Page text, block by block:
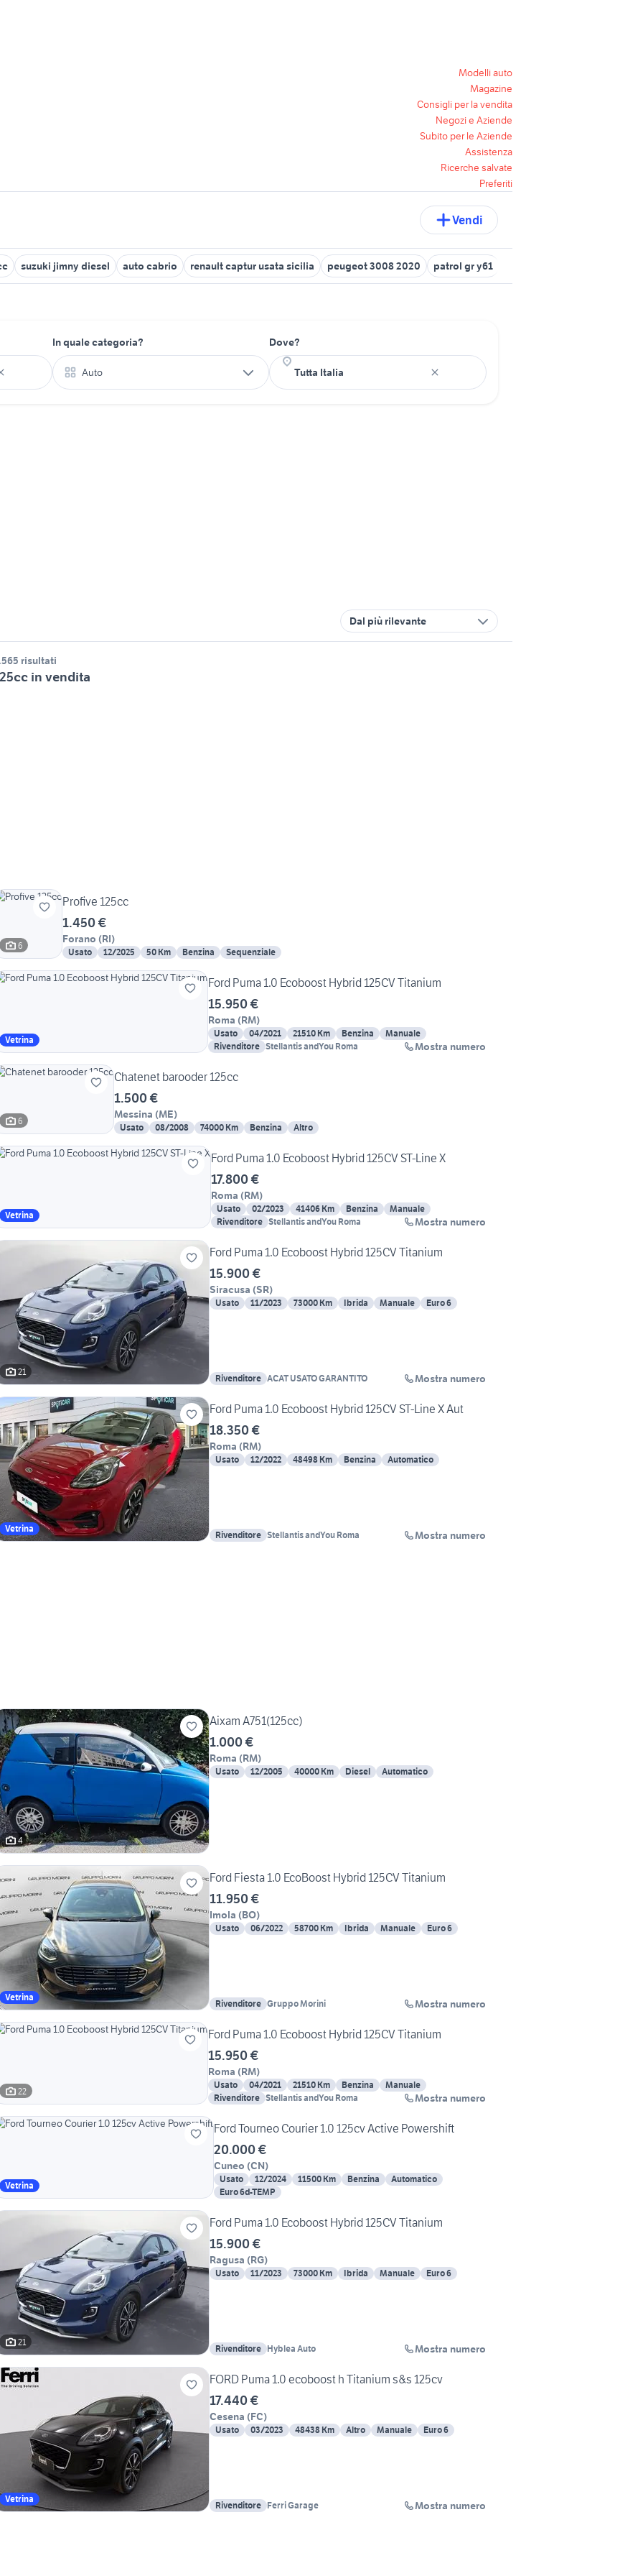
Modelli auto
Magazine
Consigli per la vendita
Negozi e Aziende
Subito per le Aziende
Assistenza
Ricerche salvate
Preferiti
Vendi
suzuki jimny diesel auto cabrio renault captur usata sicilia peugeot 3008 2020 patrol gr y61
In quale categoria?
Auto
Dove?
Dal più rilevante
risultati
in vendita
6
Profive 125cc
1.450 €
Forano (RI)
Usato 12/2025 50 Km Benzina Sequenziale
Vetrina
Ford Puma 1.0 Ecoboost Hybrid 125CV Titanium
15.950 €
Roma (RM)
Usato 04/2021 21510 Km Benzina
Manuale
Rivenditore Stellantis andYou Roma Mostra numero
6
Chatenet barooder 125cc
1.500 €
Messina (ME)
Usato 08/2008 74000 Km Benzina Altro
Vetrina
Ford Puma 1.0 Ecoboost Hybrid 125CV ST-Line X
17.800 €
Roma (RM)
Usato 02/2023 41406 Km Benzina
Manuale
Rivenditore Stellantis andYou Roma Mostra numero
21
Ford Puma 1.0 Ecoboost Hybrid 125CV Titanium
15.900 €
Siracusa (SR)
Usato 11/2023 73000 Km Ibrida Manuale Euro 6
Rivenditore ACAT USATO GARANTITO Mostra numero
Vetrina
Ford Puma 1.0 Ecoboost Hybrid 125CV ST-Line X Aut
18.350 €
Roma (RM)
Usato 12/2022 48498 Km Benzina Automatico
Rivenditore Stellantis andYou Roma Mostra numero
4
Aixam A751(125cc)
1.000 €
Roma (RM)
Usato 12/2005 40000 Km Diesel Automatico
Vetrina
Ford Fiesta 1.0 EcoBoost Hybrid 125CV Titanium
11.950 €
Imola (BO)
Usato 06/2022 58700 Km Ibrida Manuale Euro 6
Rivenditore Gruppo Morini Mostra numero
22
Ford Puma 1.0 Ecoboost Hybrid 125CV Titanium
15.950 €
Roma (RM)
Usato 04/2021 21510 Km Benzina
Manuale
Rivenditore Stellantis andYou Roma Mostra numero
Vetrina
Ford Tourneo Courier 1.0 125cv Active Powershift
20.000 €
Cuneo (CN)
Usato 12/2024 11500 Km Benzina
Automatico
Euro 6d-TEMP
21
Ford Puma 1.0 Ecoboost Hybrid 125CV Titanium
15.900 €
Ragusa (RG)
Usato 11/2023 73000 Km Ibrida Manuale Euro 6
Rivenditore Hyblea Auto Mostra numero
Vetrina
FORD Puma 1.0 ecoboost h Titanium s&s 125cv
17.440 €
Cesena (FC)
Usato 03/2023 48438 Km Altro Manuale Euro 6
Rivenditore Ferri Garage Mostra numero